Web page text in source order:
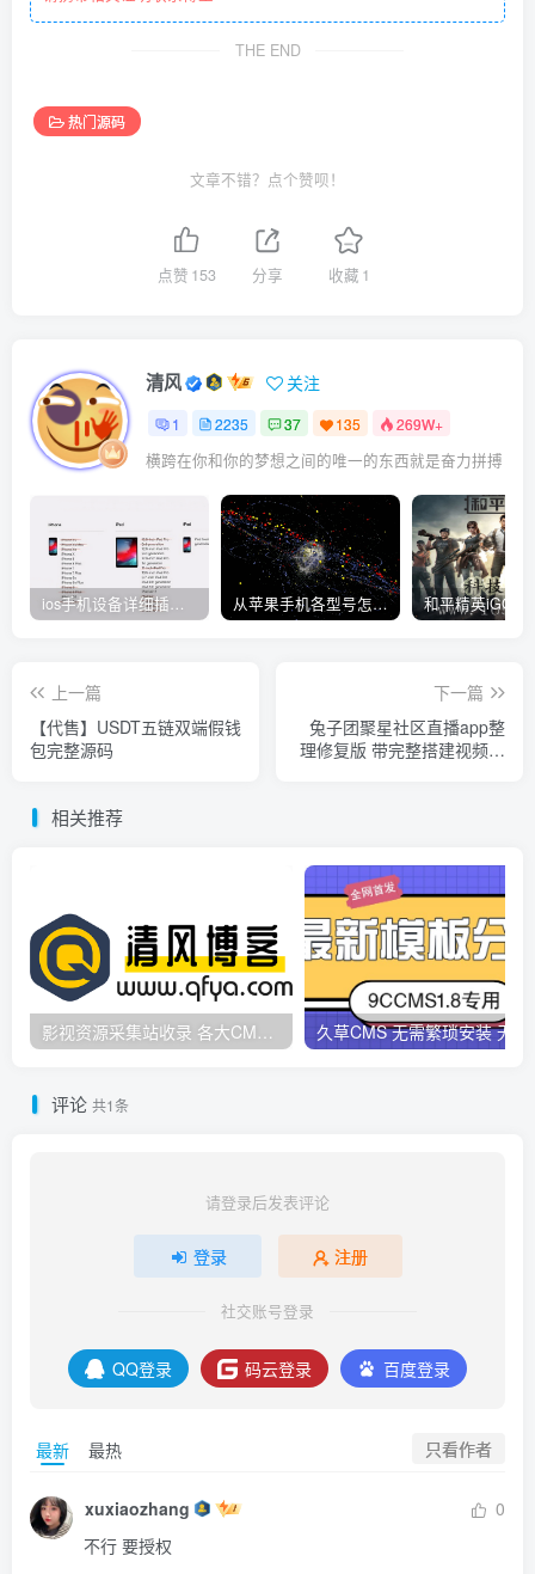
THE END
热门源码
文章不错？点个赞呗！
点赞 153 分享 收藏 1
清风 关注
1 2235 37 135 269W+
横跨在你和你的梦想之间的唯一的东西就是奋力拼搏
ios手机设备详细插件平刷教程 从苹果手机各型号怎么越狱到怎么开科技完整教程
上一篇
【代售】USDT五链双端假钱
包完整源码
下一篇
兔子团聚星社区直播app整
理修复版 带完整搭建视频教
相关推荐
影视资源采集站收录 各大CMS采集资源站网址合集
评论 共1条
请登录后发表评论
登录 注册
社交账号登录
QQ登录 码云登录 百度登录
最新 最热 只看作者
xuxiaozhang
0
不行 要授权